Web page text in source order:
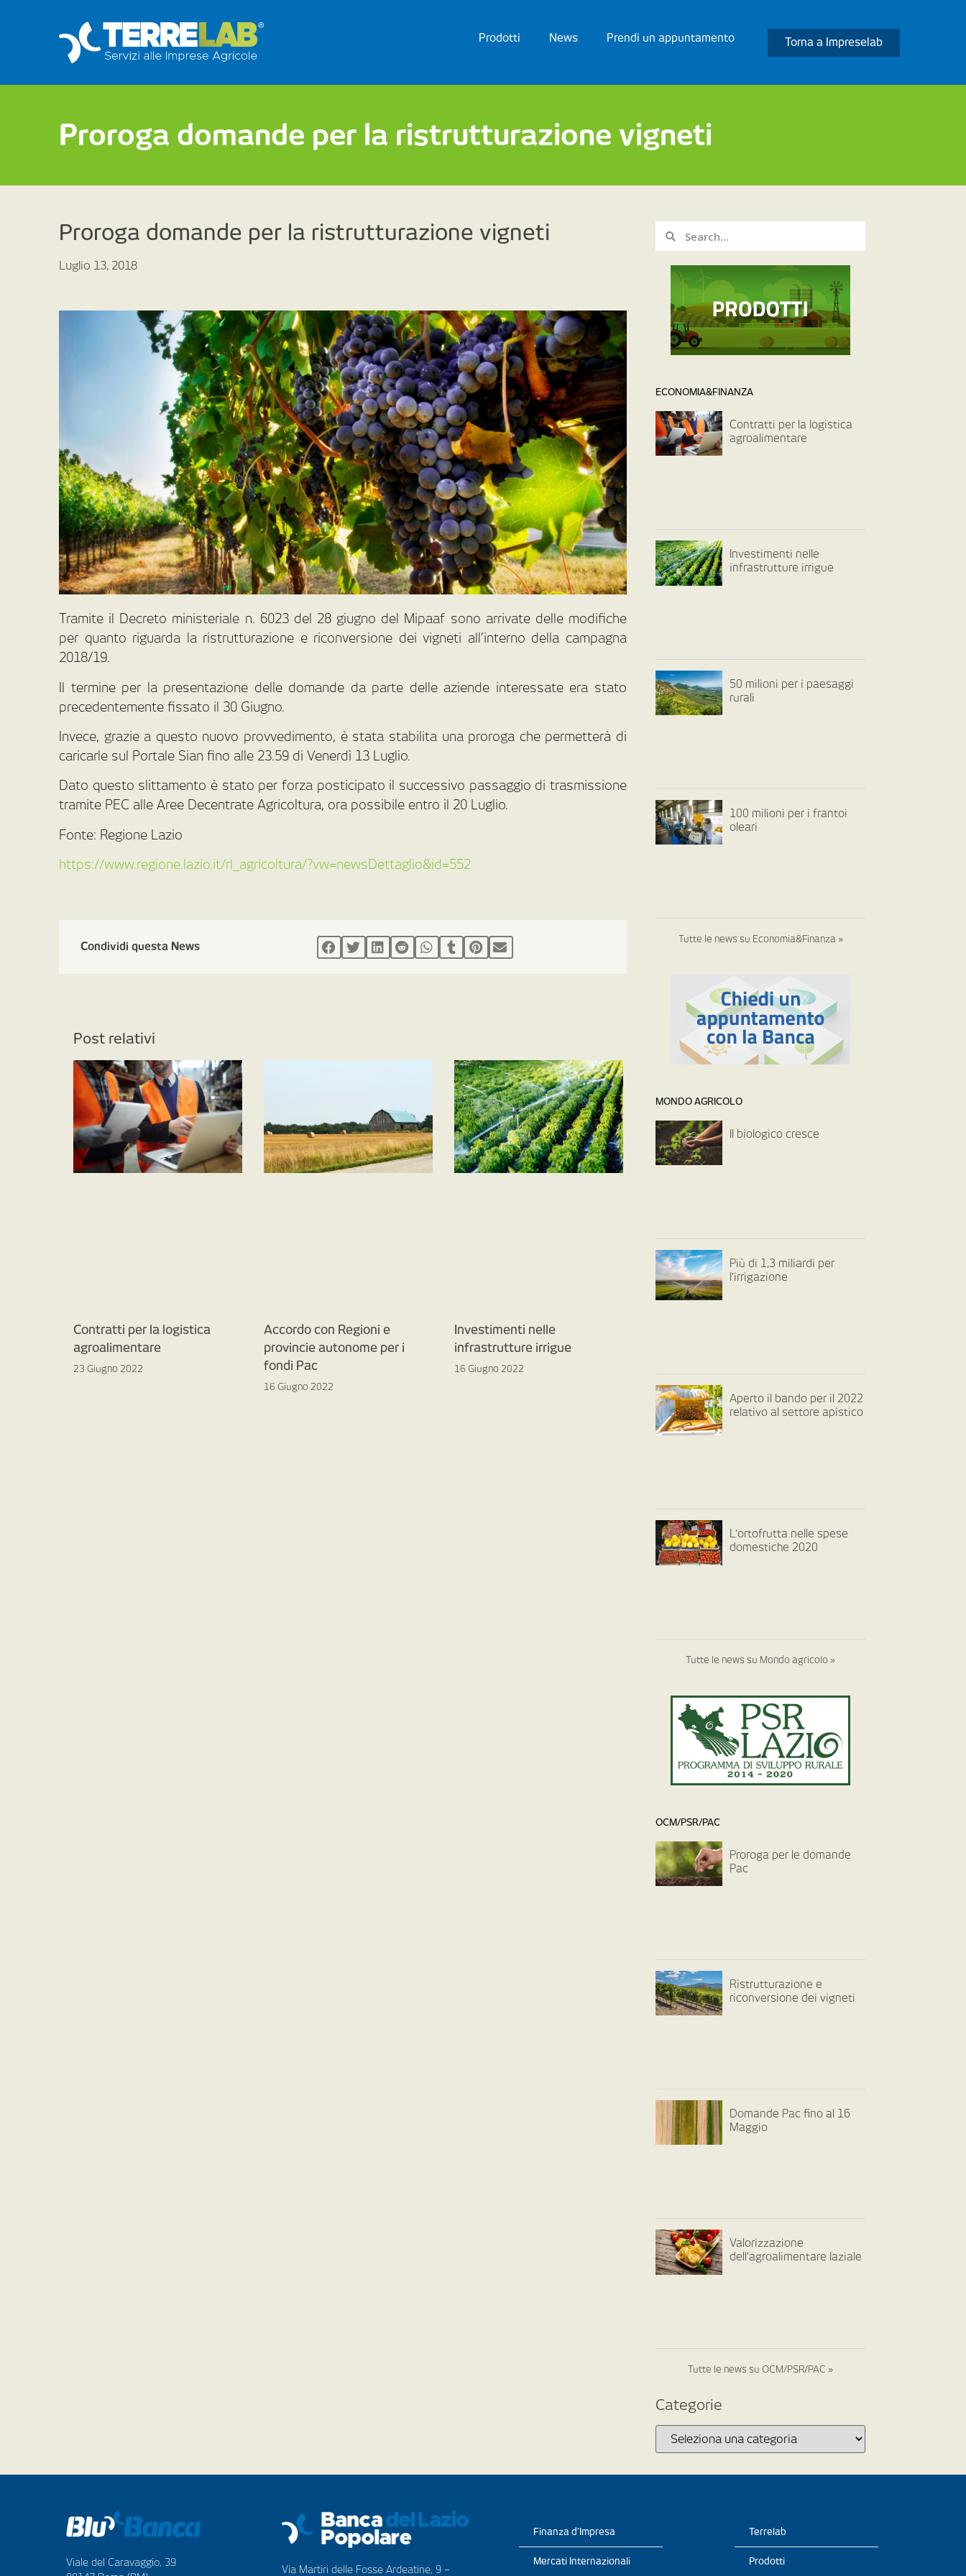
Prodotti News Prendi un appuntamento Torna a Impreselab
Proroga domande per la ristrutturazione vigneti
Proroga domande per la ristrutturazione vigneti
Luglio 13, 2018
Tramite il Decreto ministeriale n. 6023 del 28 giugno del Mipaaf sono arrivate delle modifiche
per quanto riguarda la ristrutturazione e riconversione dei vigneti all’interno della campagna
2018/19.
Il termine per la presentazione delle domande da parte delle aziende interessate era stato
precedentemente fissato il 30 Giugno.
Invece, grazie a questo nuovo provvedimento, è stata stabilita una proroga che permetterà di
caricarle sul Portale Sian fino alle 23.59 di Venerdì 13 Luglio.
Dato questo slittamento è stato per forza posticipato il successivo passaggio di trasmissione
tramite PEC alle Aree Decentrate Agricoltura, ora possibile entro il 20 Luglio.
Fonte: Regione Lazio
https://www.regione.lazio.it/rl_agricoltura/?vw=newsDettaglio&id=552
Condividi questa News
Post relativi
Contratti per la logistica
agroalimentare
23 Giugno 2022
Accordo con Regioni e
provincie autonome per i
fondi Pac
16 Giugno 2022
Investimenti nelle
infrastrutture irrigue
16 Giugno 2022
ECONOMIA&FINANZA
Contratti per la logistica
agroalimentare
Investimenti nelle
infrastrutture irrigue
50 milioni per i paesaggi
rurali
100 milioni per i frantoi
oleari
Tutte le news su Economia&Finanza »
MONDO AGRICOLO
Il biologico cresce
Più di 1,3 miliardi per
l’irrigazione
Aperto il bando per il 2022
relativo al settore apistico
L’ortofrutta nelle spese
domestiche 2020
Tutte le news su Mondo agricolo »
OCM/PSR/PAC
Proroga per le domande
Pac
Ristrutturazione e
riconversione dei vigneti
Domande Pac fino al 16
Maggio
Valorizzazione
dell’agroalimentare laziale
Tutte le news su OCM/PSR/PAC »
Categorie
Viale del Caravaggio, 39
Via Martiri delle Fosse Ardeatine, 9 –
Finanza d’Impresa
Mercati Internazionali
Terrelab
Prodotti